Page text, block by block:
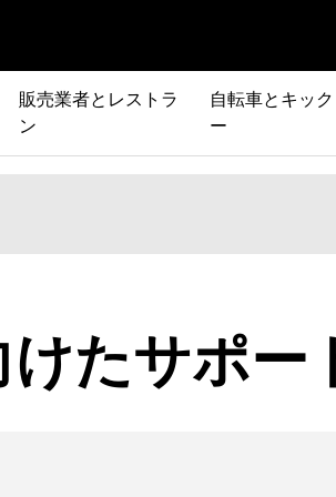
販売業者とレストラ
ン
自転車とキッ
ー
たサポー